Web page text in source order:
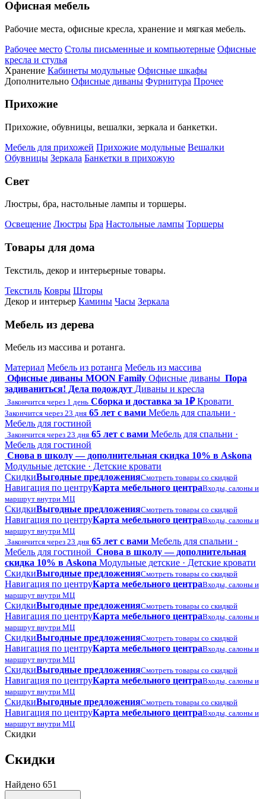
Офисная мебель
Рабочие места, офисные кресла, хранение и мягкая мебель.
Рабочее место Столы письменные и компьютерные Офисные
кресла и стулья
Хранение Кабинеты модульные Офисные шкафы
Дополнительно Офисные диваны Фурнитура Прочее
Прихожие
Прихожие, обувницы, вешалки, зеркала и банкетки.
Мебель для прихожей Прихожие модульные Вешалки
Обувницы Зеркала Банкетки в прихожую
Свет
Люстры, бра, настольные лампы и торшеры.
Освещение Люстры Бра Настольные лампы Торшеры
Товары для дома
Текстиль, декор и интерьерные товары.
Текстиль Ковры Шторы
Декор и интерьер Камины Часы Зеркала
Мебель из дерева
Мебель из массива и ротанга.
Материал Мебель из ротанга Мебель из массива
Офисные диваны MOON Family Офисные диваны Пора
задиваниться! Дела подождут Диваны и кресла
Закончится через 1 день Сборка и доставка за 1₽ Кровати
Закончится через 23 дня 65 лет с вами Мебель для спальни ·
Мебель для гостиной
Закончится через 23 дня 65 лет с вами Мебель для спальни ·
Мебель для гостиной
Снова в школу — дополнительная скидка 10% в Askona
Модульные детские · Детские кровати
СкидкиВыгодные предложенияСмотреть товары со скидкой
Навигация по центруКарта мебельного центраВходы, салоны и
маршрут внутри МЦ
СкидкиВыгодные предложенияСмотреть товары со скидкой
Навигация по центруКарта мебельного центраВходы, салоны и
маршрут внутри МЦ
Закончится через 23 дня 65 лет с вами Мебель для спальни ·
Мебель для гостиной Снова в школу — дополнительная
скидка 10% в Askona Модульные детские · Детские кровати
СкидкиВыгодные предложенияСмотреть товары со скидкой
Навигация по центруКарта мебельного центраВходы, салоны и
маршрут внутри МЦ
СкидкиВыгодные предложенияСмотреть товары со скидкой
Навигация по центруКарта мебельного центраВходы, салоны и
маршрут внутри МЦ
СкидкиВыгодные предложенияСмотреть товары со скидкой
Навигация по центруКарта мебельного центраВходы, салоны и
маршрут внутри МЦ
СкидкиВыгодные предложенияСмотреть товары со скидкой
Навигация по центруКарта мебельного центраВходы, салоны и
маршрут внутри МЦ
СкидкиВыгодные предложенияСмотреть товары со скидкой
Навигация по центруКарта мебельного центраВходы, салоны и
маршрут внутри МЦ
Скидки
Скидки
Найдено 651